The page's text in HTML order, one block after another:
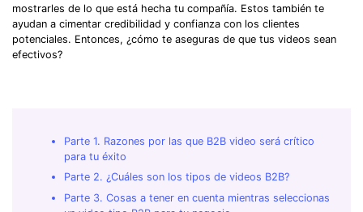
mostrarles de lo que está hecha tu compañía. Estos también te
ayudan a cimentar credibilidad y confianza con los clientes
potenciales. Entonces, ¿cómo te aseguras de que tus videos sean
efectivos?
Parte 1. Razones por las que B2B video será crítico
para tu éxito
Parte 2. ¿Cuáles son los tipos de videos B2B?
Parte 3. Cosas a tener en cuenta mientras seleccionas